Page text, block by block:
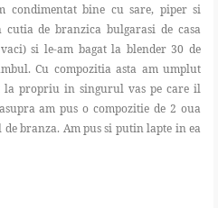
condimentat bine cu sare, piper si
de branzica bulgarasi de casa
si le-am bagat la blender 30 de
Cu compozitia asta am umplut
la propriu in singurul vas pe care il
am pus o compozitie de 2 oua
branza. Am pus si putin lapte in ea